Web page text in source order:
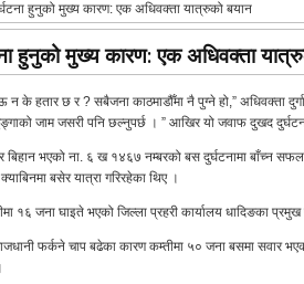
हुनुको मुख्य कारण: एक अधिवक्ता यात्रुको बयान
हुनुको मुख्य कारण: एक अधिवक्ता
न के हतार छ र ? सबैजना काठमाडौँमा नै पुग्ने हो,” अधिवक्ता
जाम जसरी पनि छल्नुपर्छ । ” आखिर यो जवाफ दुखद
बिहान भएको ना. ६ ख १४६७ नम्बरको बस दुर्घटनामा बाँच्न
बसेर यात्रा गरिरहेका थिए ।
१६ जना घाइते भएको जिल्ला प्रहरी कार्यालय धादिङका
फर्कने चाप बढेका कारण कम्तीमा ५० जना बसमा सवार